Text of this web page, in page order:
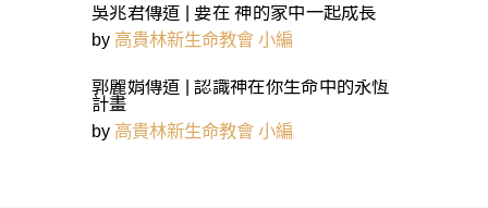
吳兆君傳道 | 要在 神的家中一起成長
by 高貴林新生命教會 小編
郭麗娟傳道 | 認識神在你生命中的永恆
計畫
by 高貴林新生命教會 小編